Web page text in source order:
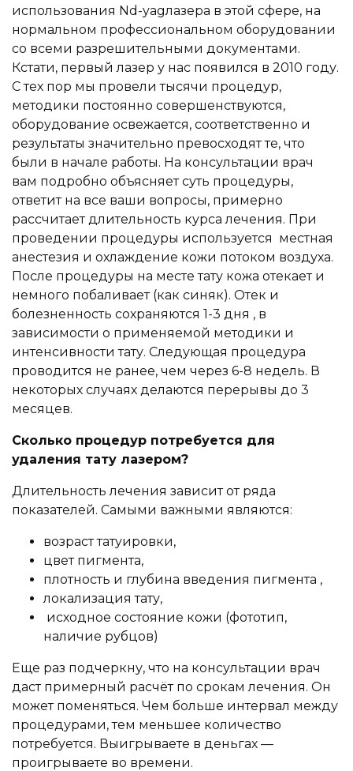
использования Nd-yagлазера в этой сфере, на
нормальном профессиональном оборудовании
со всеми разрешительными документами.
Кстати, первый лазер у нас появился в 2010 году.
С тех пор мы провели тысячи процедур,
методики постоянно совершенствуются,
оборудование освежается, соответственно и
результаты значительно превосходят те, что
были в начале работы. На консультации врач
вам подробно объясняет суть процедуры,
ответит на все ваши вопросы, примерно
рассчитает длительность курса лечения. При
проведении процедуры используется местная
анестезия и охлаждение кожи потоком воздуха.
После процедуры на месте тату кожа отекает и
немного побаливает (как синяк). Отек и
болезненность сохраняются 1-3 дня , в
зависимости о применяемой методики и
интенсивности тату. Следующая процедура
проводится не ранее, чем через 6-8 недель. В
некоторых случаях делаются перерывы до 3
месяцев.
Сколько процедур потребуется для
удаления тату лазером?
Длительность лечения зависит от ряда
показателей. Самыми важными являются:
возраст татуировки,
цвет пигмента,
плотность и глубина введения пигмента ,
локализация тату,
исходное состояние кожи (фототип,
наличие рубцов)
Еще раз подчеркну, что на консультации врач
даст примерный расчёт по срокам лечения. Он
может поменяться. Чем больше интервал между
процедурами, тем меньшее количество
потребуется. Выигрываете в деньгах —
проигрываете во времени.